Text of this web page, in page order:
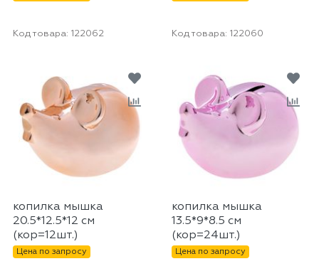
Код товара: 122062
копилка мышка
20.5*12.5*12 см
(кор=12шт.)
Цена по запросу
Код товара: 122060
копилка мышка
13.5*9*8.5 см
(кор=24шт.)
Цена по запросу